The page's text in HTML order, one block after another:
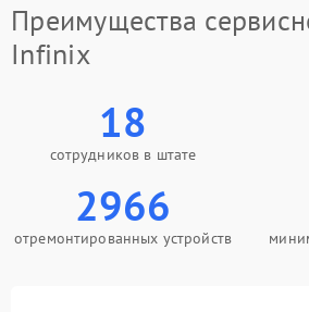
Преимущества
Infinix
18
сотрудников в штате
2966
отремонтированных устройств